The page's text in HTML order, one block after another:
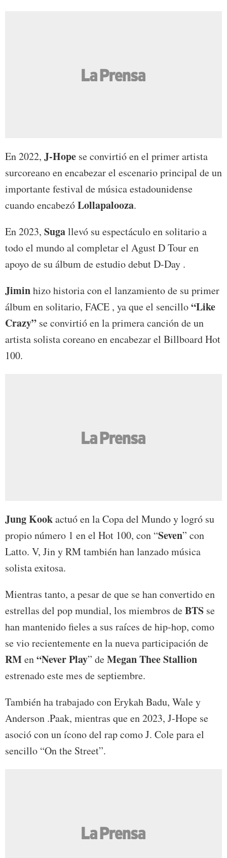
En 2022, J-Hope se convirtió en el primer artista
surcoreano en encabezar el escenario principal de un
importante festival de música estadounidense
cuando encabezóLollapalooza.
En 2023, Sugallevó su espectáculo en solitario a
todo el mundo al completar el Agust D Tour en
apoyo de su álbum de estudio debut D-Day .
Jiminhizo historia con el lanzamiento de su primer
álbum en solitario, FACE , ya que el sencillo“Like
Crazy” se convirtió en la primera canción de un
artista solista coreano en encabezar el Billboard Hot
100.
Jung Kookactuó en la Copa del Mundo y logró su
propio número 1 en el Hot 100, con “Seven” con
Latto. V, Jin y RM también han lanzado música
solista exitosa.
Mientras tanto, a pesar de que se han convertido en
estrellas del pop mundial, los miembros deBTS se
han mantenido fieles a sus raíces de hip-hop, como
se vio recientemente en la nueva participación de
RMen“Never Play” deMegan Thee Stallion
estrenado este mes de septiembre.
También ha trabajado con Erykah Badu, Wale y
Anderson .Paak, mientras que en 2023, J-Hope se
asoció con un ícono del rap como J. Cole para el
sencillo “On the Street”.